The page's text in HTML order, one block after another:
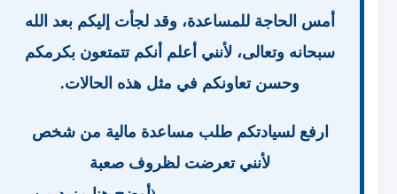
أمس الحاجة للمساعدة، وقد لجأت إليكم بعد الله
سبحانه وتعالى، لأنني أعلم أنكم تتمتعون بكرمكم
وحسن تعاونكم في مثل هذه الحالات.
ارفع لسيادتكم طلب مساعدة مالية من شخص
لأنني تعرضت لظروف صعبة